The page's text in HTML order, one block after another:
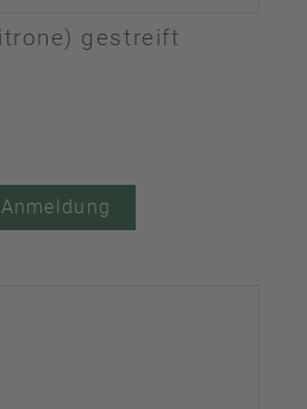
gestreift